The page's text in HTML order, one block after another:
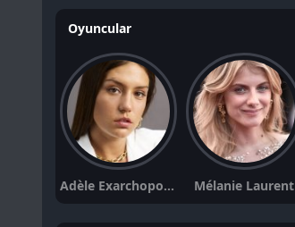
Oyuncular
Adèle Exarchopoulos Mélanie Laurent